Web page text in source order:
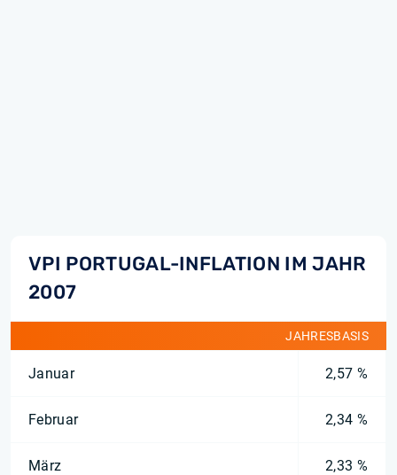
VPI PORTUGAL-INFLATION IM JAHR
2007
JAHRESBASIS
Januar 2,57 %
Februar 2,34 %
März 2,33 %